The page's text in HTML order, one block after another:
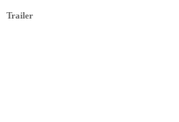
Trailer